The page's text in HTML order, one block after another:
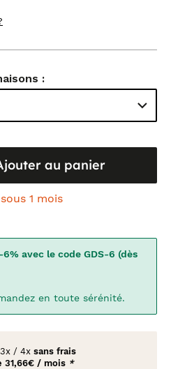
:
au panier
1 mois
-6% avec le code GDS-6 (dès
en toute sérénité.
3x / 4x sans frais
31,66€ / mois *